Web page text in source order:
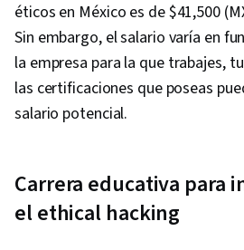
éticos en México es de $41,500
Sin embargo, el salario varía en
la empresa para la que trabajes,
las certificaciones que poseas
salario potencial.
Carrera educativa para
el ethical hacking